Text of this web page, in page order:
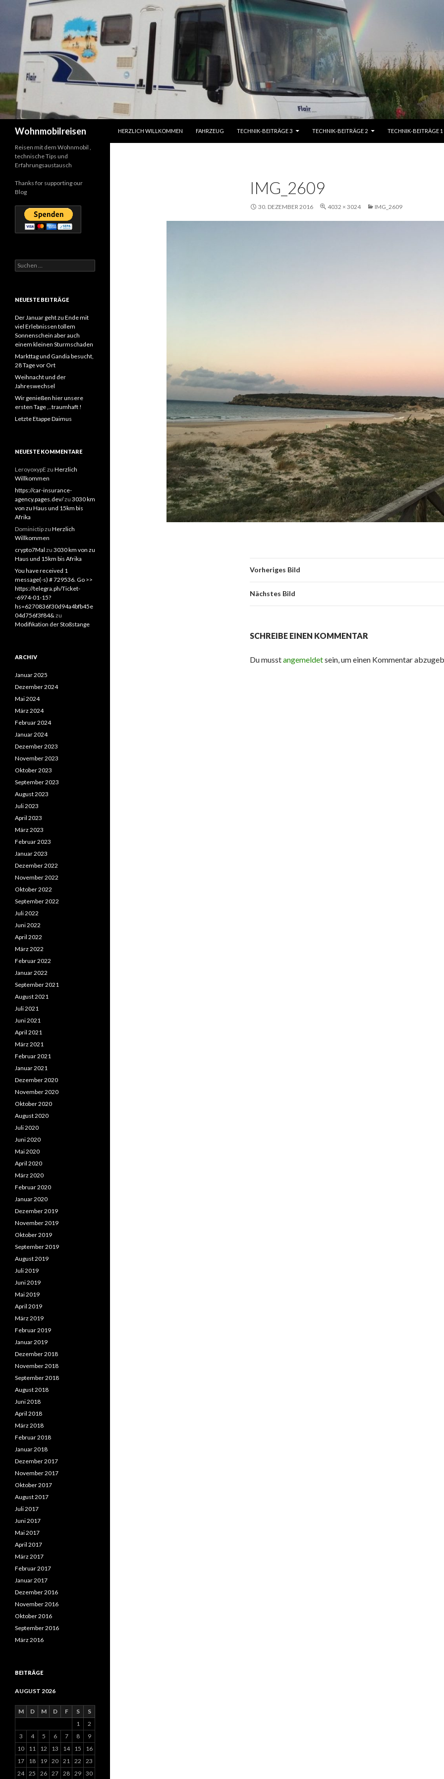
Wohnmobilreisen
HERZLICH WILLKOMMEN
FAHRZEUG TECHNIK-BEITRÄGE 3 TECHNIK-BEITRÄGE 2 TECHNIK-BEITRÄGE 1
IMG_2609
30. DEZEMBER 2016 4032 × 3024 IMG_2609
Vorheriges Bild
Nächstes Bild
SCHREIBE EINEN KOMMENTAR
Du musstangemeldetsein, um einen Kommentar
Reisen mit dem Wohnmobil ,
technische Tips und
Erfahrungsaustausch
Thanks for supporting our
Blog
Suchen
nach:
NEUESTE BEITRÄGE
Der Januar geht zu Ende mit
viel Erlebnissen tollem
Sonnenschein aber auch
einem kleinen Sturmschaden
Markttag und Gandia besucht,
28 Tage vor Ort
Weihnacht und der
Jahreswechsel
Wir genießen hier unsere
ersten Tage ,..traumhaft !
Letzte Etappe Daimus
NEUESTE KOMMENTARE
LeroyoxypE zu Herzlich
Willkommen
https://car-insurance-
agency.pages.dev/zu 3030 km
von zu Haus und 15km bis
Afrika
Dominictipzu Herzlich
Willkommen
crypto7Mal zu 3030 km von zu
Haus und 15km bis Afrika
You have received 1
message(-s) # 729536. Go >>
https://telegra.ph/Ticket-
-6974-01-15?
hs=6270836f30d94a4bfb45e
04d756f3f84&zu
Modifikation der Stoßstange
ARCHIV
Januar 2025
Dezember 2024
Mai 2024
März 2024
Februar 2024
Januar 2024
Dezember 2023
November 2023
Oktober 2023
September 2023
August 2023
Juli 2023
April 2023
März 2023
Februar 2023
Januar 2023
Dezember 2022
November 2022
Oktober 2022
September 2022
Juli 2022
Juni 2022
April 2022
März 2022
Februar 2022
Januar 2022
September 2021
August 2021
Juli 2021
Juni 2021
April 2021
März 2021
Februar 2021
Januar 2021
Dezember 2020
November 2020
Oktober 2020
August 2020
Juli 2020
Juni 2020
Mai 2020
April 2020
März 2020
Februar 2020
Januar 2020
Dezember 2019
November 2019
Oktober 2019
September 2019
August 2019
Juli 2019
Juni 2019
Mai 2019
April 2019
März 2019
Februar 2019
Januar 2019
Dezember 2018
November 2018
September 2018
August 2018
Juni 2018
April 2018
März 2018
Februar 2018
Januar 2018
Dezember 2017
November 2017
Oktober 2017
August 2017
Juli 2017
Juni 2017
Mai 2017
April 2017
März 2017
Februar 2017
Januar 2017
Dezember 2016
November 2016
Oktober 2016
September 2016
März 2016
BEITRÄGE
AUGUST 2026
M D M D F S
S
1
2
3
4 5 6 7 8
9
10
11 12 13 14 15
16
17
18 19 20 21 22
23
24 25 26 27 28 29 30